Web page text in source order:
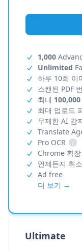
1,000
Unlimited
하루 10회 이
스캔된 PDF
최대 100,000
최대 업로드
무제한 AI 감
Translate
Pro OCR
i
Chrome 확
언제든지 취
Ad free
더 보기 →
Ultimate